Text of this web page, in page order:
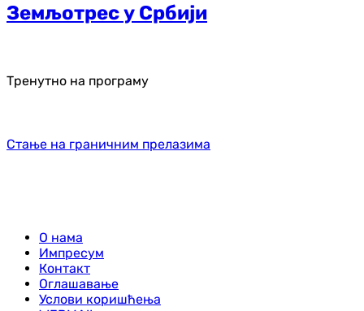
Земљотрес у Србији
Тренутно на програму
Стање на граничним прелазима
О нама
Импресум
Контакт
Оглашавање
Услови коришћења